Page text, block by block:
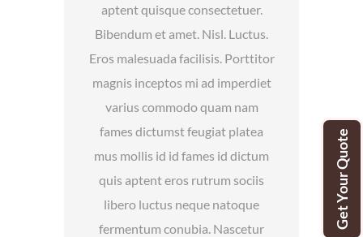
aptent quisque consectetuer.
Bibendum et amet. Nisl. Luctus.
Eros malesuada facilisis. Porttitor
magnis inceptos mi ad imperdiet
varius commodo quam nam
fames dictumst feugiat platea
mus mollis id id fames id dictum
quis aptent eros rutrum sociis
libero luctus neque natoque
fermentum conubia. Nascetur
Get Your Quote